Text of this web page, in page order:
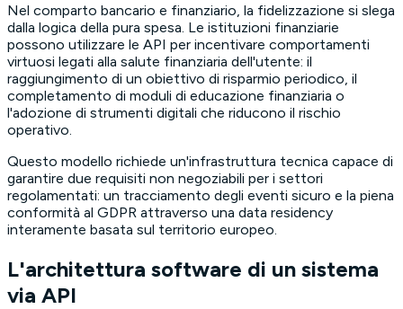
Nel comparto bancario e finanziario, la fidelizzazione si slega
dalla logica della pura spesa. Le istituzioni finanziarie
possono utilizzare le API per incentivare comportamenti
virtuosi legati alla salute finanziaria dell'utente: il
raggiungimento di un obiettivo di risparmio periodico, il
completamento di moduli di educazione finanziaria o
l'adozione di strumenti digitali che riducono il rischio
operativo.
Questo modello richiede un'infrastruttura tecnica capace di
garantire due requisiti non negoziabili per i settori
regolamentati: un tracciamento degli eventi sicuro e la piena
conformità al GDPR attraverso una data residency
interamente basata sul territorio europeo.
L'architettura software di un sistema
via API